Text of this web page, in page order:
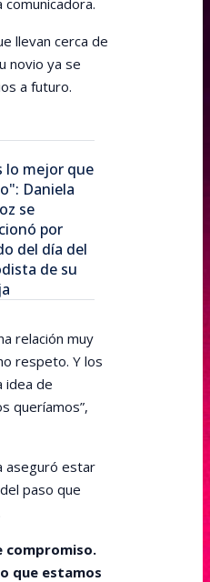
comunicadora.
llevan cerca de
novio ya se
a futuro.
lo mejor que
Daniela
se
por
del día del
de su
relación muy
respeto. Y los
idea de
queríamos”,
aseguró estar
paso que
compromiso.
que estamos